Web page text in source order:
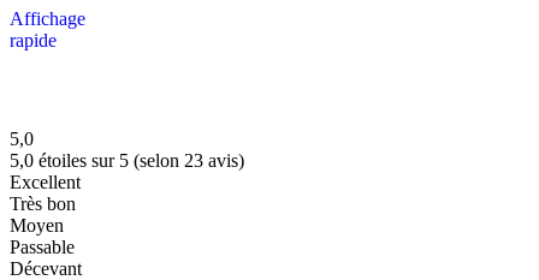
Affichage
rapide
5,0
5,0 étoiles sur 5 (selon 23 avis)
Excellent
Très bon
Moyen
Passable
Décevant